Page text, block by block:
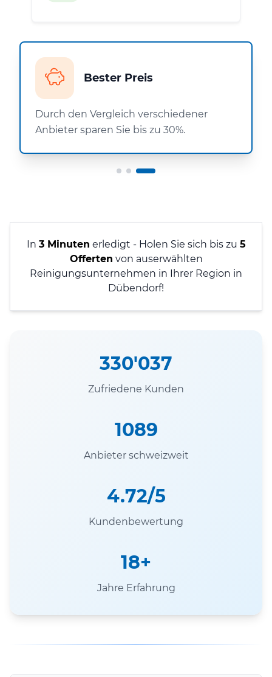
Bester Preis
Durch den Vergleich verschiedener
Anbieter sparen Sie bis zu 30%.
In 3 Minuten erledigt - Holen Sie sich bis zu 5
Offerten von auserwählten
Reinigungsunternehmen in Ihrer Region in
Dübendorf!
330'037
Zufriedene Kunden
1089
Anbieter schweizweit
4.72/5
Kundenbewertung
18+
Jahre Erfahrung